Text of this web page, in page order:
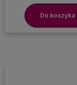
Do koszyka